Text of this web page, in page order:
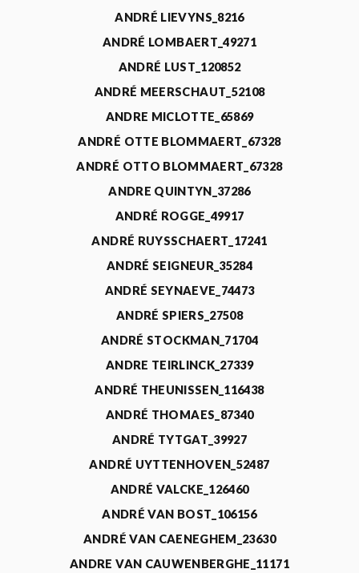
ANDRÉ LIEVYNS_8216
ANDRÉ LOMBAERT_49271
ANDRÉ LUST_120852
ANDRÉ MEERSCHAUT_52108
ANDRE MICLOTTE_65869
ANDRÉ OTTE BLOMMAERT_67328
ANDRÉ OTTO BLOMMAERT_67328
ANDRE QUINTYN_37286
ANDRÉ ROGGE_49917
ANDRÉ RUYSSCHAERT_17241
ANDRÉ SEIGNEUR_35284
ANDRÉ SEYNAEVE_74473
ANDRÉ SPIERS_27508
ANDRÉ STOCKMAN_71704
ANDRE TEIRLINCK_27339
ANDRÉ THEUNISSEN_116438
ANDRÉ THOMAES_87340
ANDRÉ TYTGAT_39927
ANDRÉ UYTTENHOVEN_52487
ANDRÉ VALCKE_126460
ANDRÉ VAN BOST_106156
ANDRÉ VAN CAENEGHEM_23630
ANDRE VAN CAUWENBERGHE_11171